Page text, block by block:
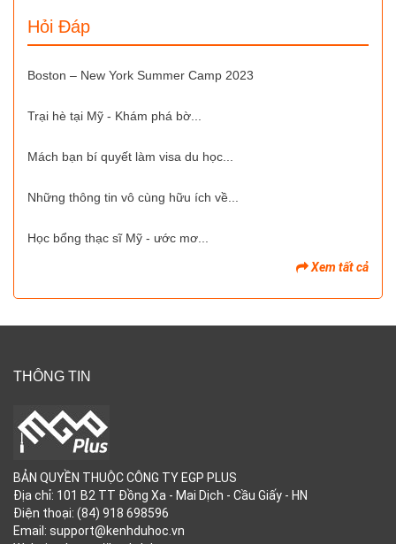
Hỏi Đáp
Boston – New York Summer Camp 2023
Trại hè tại Mỹ - Khám phá bờ...
Mách bạn bí quyết làm visa du học...
Những thông tin vô cùng hữu ích về...
Học bổng thạc sĩ Mỹ - ước mơ...
Xem tất cả
THÔNG TIN
BẢN QUYỀN THUỘC CÔNG TY EGP PLUS
Địa chỉ: 101 B2 TT Đồng Xa - Mai Dịch - Cầu Giấy - HN
Điện thoại: (84) 918 698596
Email: support@kenhduhoc.vn